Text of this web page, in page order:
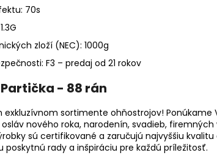
70s
zloží (NEC): 1000g
F3 – predaj od 21 rokov
- 88 rán
exkluzívnom sortimente ohňostrojov! Ponúkame
nového roka, narodenín, svadieb,
sú certifikované a zaručujú najvyššiu
poskytnú rady a inšpiráciu pre každú príležitosť.